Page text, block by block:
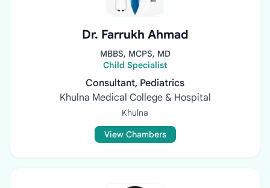
Dr. Farrukh Ahmad
MBBS, MCPS, MD
Child Specialist
Consultant, Pediatrics
Khulna Medical College & Hospital
Khulna
View Chambers